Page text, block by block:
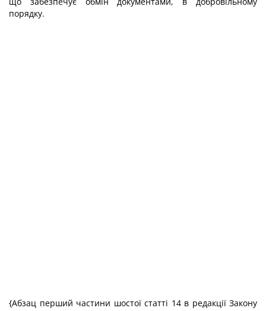
порядку.
{Абзац перший частини шостої статті 14 в редакції Закону